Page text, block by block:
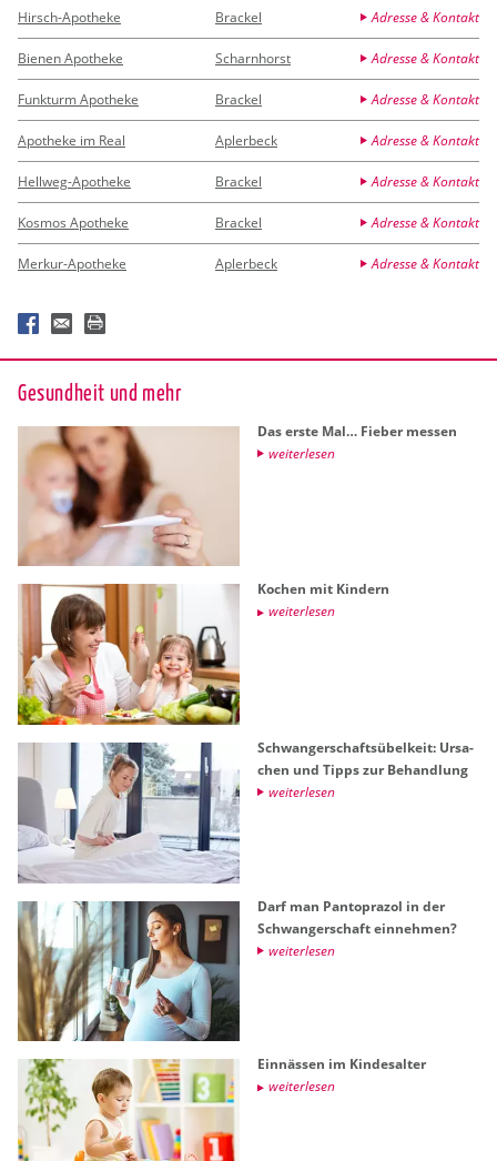
Hirsch-Apotheke Brackel Adresse & Kontakt
Bienen Apotheke Scharnhorst Adresse & Kontakt
Funkturm Apotheke Brackel Adresse & Kontakt
Apotheke im Real Aplerbeck Adresse & Kontakt
Hellweg-Apotheke Brackel Adresse & Kontakt
Kosmos Apotheke Brackel Adresse & Kontakt
Merkur-Apotheke Aplerbeck Adresse & Kontakt
Ge­sund­heit und mehr
Das erste Mal… Fie­ber mes­sen
wei­ter­le­sen
Ko­chen mit Kin­dern
wei­ter­le­sen
Schwan­ger­schafts­übel­keit: Ur­sa­
chen und Tipps zur Be­hand­lung
wei­ter­le­sen
Darf man Pan­to­pra­zol in der
Schwan­ger­schaft ein­neh­men?
wei­ter­le­sen
Ein­näs­sen im Kin­des­al­ter
wei­ter­le­sen